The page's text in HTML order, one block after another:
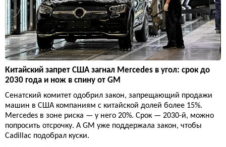
Китайский запрет США загнал Mercedes в угол: срок до
2030 года и нож в спину от GM
Сенатский комитет одобрил закон, запрещающий продажи
машин в США компаниям с китайской долей более 15%.
Mercedes в зоне риска — у него 20%. Срок — 2030-й, можно
попросить отсрочку. А GM уже поддержала закон, чтобы
Cadillac подобрал куски.